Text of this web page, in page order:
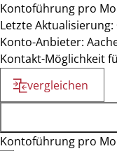
Kontoführung pro
Letzte Aktualisierung:
Konto-Anbieter:
Kontakt-Möglichkeit
vergleichen
Kontoführung pro